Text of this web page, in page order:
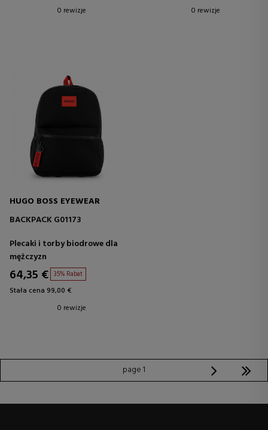
0 rewizje
0 rewizje
HUGO BOSS EYEWEAR
BACKPACK G01173
Plecaki i torby biodrowe dla
mężczyzn
64,35 € 35% Rabat
Stała cena 99,00 €
0 rewizje
page 1